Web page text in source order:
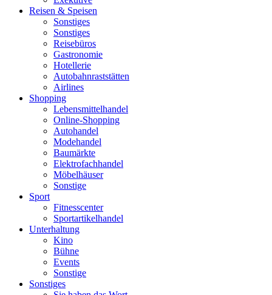
Reisen & Speisen
Sonstiges
Sonstiges
Reisebüros
Gastronomie
Hotellerie
Autobahnraststätten
Airlines
Shopping
Lebensmittelhandel
Online-Shopping
Autohandel
Modehandel
Baumärkte
Elektrofachhandel
Möbelhäuser
Sonstige
Sport
Fitnesscenter
Sportartikelhandel
Unterhaltung
Kino
Bühne
Events
Sonstige
Sonstiges